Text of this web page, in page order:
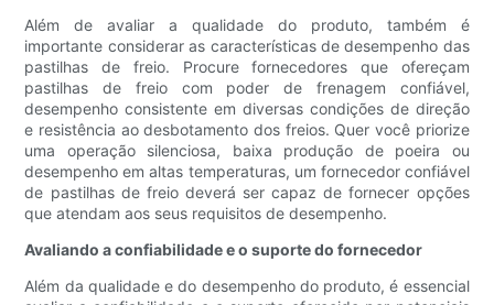
Além de avaliar a qualidade do produto, também é
importante considerar as características de desempenho das
pastilhas de freio. Procure fornecedores que ofereçam
pastilhas de freio com poder de frenagem confiável,
desempenho consistente em diversas condições de direção
e resistência ao desbotamento dos freios. Quer você priorize
uma operação silenciosa, baixa produção de poeira ou
desempenho em altas temperaturas, um fornecedor confiável
de pastilhas de freio deverá ser capaz de fornecer opções
que atendam aos seus requisitos de desempenho.
Avaliando a confiabilidade e o suporte do fornecedor
Além da qualidade e do desempenho do produto, é essencial